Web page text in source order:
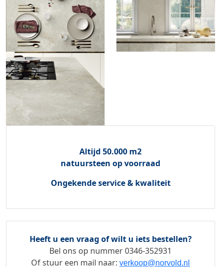
Altijd 50.000 m2
natuursteen op voorraad
Ongekende service & kwaliteit
Heeft u een vraag of wilt u iets bestellen?
Bel ons op nummer0346-352931
Of stuur een mail naar: verkoop@norvold.nl